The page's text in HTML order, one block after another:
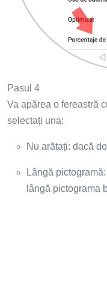
Pasul 4
Va apărea o fereastră
selectați una:
Nu arătați: dacă
Lângă
lângă pictograma